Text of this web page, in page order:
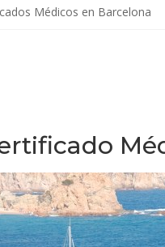
Médicos en Barcelona